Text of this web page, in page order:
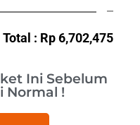
Total : Rp 6,702,475
Ini Sebelum
Normal !